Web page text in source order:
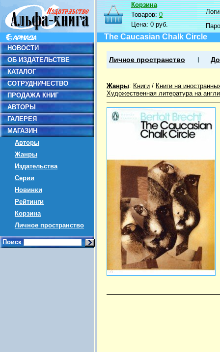
НОВОСТИ
ОБ ИЗДАТЕЛЬСТВЕ
КАТАЛОГ
СОТРУДНИЧЕСТВО
ПРОДАЖА КНИГ
АВТОРЫ
ГАЛЕРЕЯ
МАГАЗИН
Авторы
Жанры
Издательства
Серии
Новинки
Рейтинги
Корзина
Личное пространство
Поиск
Корзина
Товаров:0
Цена:0 руб.
The Caucasian Chalk Circle
Личное пространство
Жанры: Книги / Книги на
Художественная литература на